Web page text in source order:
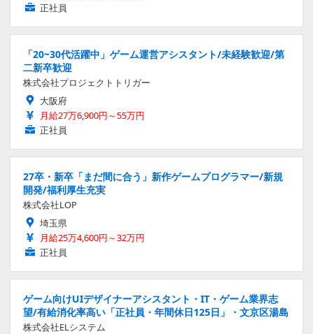
正社員
「20~30代活躍中」ゲーム運営アシスタント/未経験歓迎/第
二新卒歓迎
株式会社プロジェクトトリガー
大阪府
月給27万6,900円～55万円
正社員
27卒・新卒「まだ間に合う」新作ゲームプログラマー/新規
開発/福利厚生充実
株式会社LOP
埼玉県
月給25万4,600円～32万円
正社員
ゲーム向けUIデザイナーアシスタント・IT・ゲーム業界志
望/有給消化率高い「正社員・年間休日125日」・文京区湯島
株式会社ELシステム